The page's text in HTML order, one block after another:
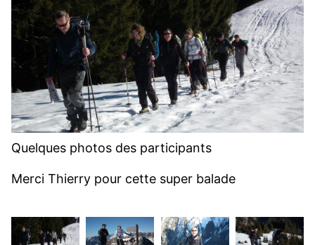
Quelques photos des participants
Merci Thierry pour cette super balade